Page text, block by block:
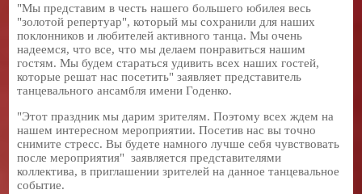
"Мы представим в честь нашего большего юбилея весь
"золотой репертуар", который мы сохранили для наших
поклонников и любителей активного танца. Мы очень
надеемся, что все, что мы делаем понравиться нашим
гостям. Мы будем стараться удивить всех наших гостей,
которые решат нас посетить" заявляет представитель
танцевального ансамбля имени Годенко.
"Этот праздник мы дарим зрителям. Поэтому всех ждем на
нашем интересном мероприятии. Посетив нас вы точно
снимите стресс. Вы будете намного лучше себя чувствовать
после мероприятия" заявляется представителями
коллектива, в приглашении зрителей на данное танцевальное
событие.